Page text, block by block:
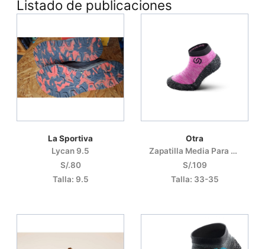
Listado de publicaciones
La Sportiva
Lycan 9.5
S/.80
Talla: 9.5
Otra
Zapatilla Media Para Entrenamiento Y Recuperación
S/.109
Talla: 33-35